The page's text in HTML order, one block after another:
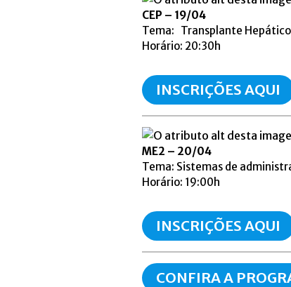
CEP – 19/04
Tema: Transplante
Horário: 20:30h
INSCRIÇÕES AQUI
ME2 – 20/04
Tema: Sistemas de
Horário: 19:00h
INSCRIÇÕES AQUI
CONFIRA A